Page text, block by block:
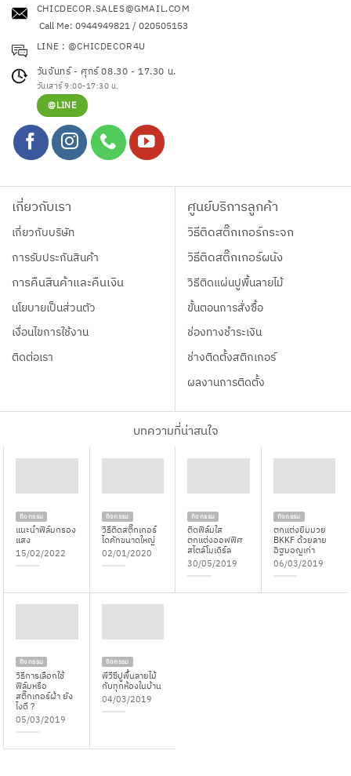
be
chosen
on
the
product
page
CHICDECOR.SALES@GMAIL.COM
Call Me: 0944949821 / 020505153
LINE : @CHICDECOR4U
วันจันทร์ - ศุกร์ 08.30 - 17.30 น.
วันเสาร์ 9:00-17:30 น.
@LINE
เกี่ยวกับเรา
เกี่ยวกับบริษัท
การรับประกันสินค้า
การคืนสินค้าและคืนเงิน
นโยบายเป็นส่วนตัว
เงื่อนไขการใช้งาน
ติดต่อเรา
ศูนย์บริการลูกค้า
วิธีติดสติ๊กเกอร์กระจก
วิธีติดสติ๊กเกอร์ผนัง
วิธีติดแผ่นปูพื้นลายไม้
ขั้นตอนการสั่งซื้อ
ช่องทางชำระเงิน
ช่างติดตั้งสติกเกอร์
ผลงานการติดตั้ง
บทความที่น่าสนใจ
กิจกรรม
แนะนำฟิล์มกรอง
แสง
15/02/2022
กิจกรรม
วิธีติดสติ๊กเกอร์
ไดคัทขนาดใหญ่
02/01/2020
กิจกรรม
ติดฟิล์มใส
ตกแต่งออฟฟิศ
สไตล์โมเดิร์ล
30/05/2019
กิจกรรม
ตกแต่งยิมมวย
BKKF ด้วยลาย
อิฐมอญเก่า
06/03/2019
กิจกรรม
วิธีการเลือกใช้
ฟิล์มหรือ
สติ๊กเกอร์ฝ้า ยัง
ไงดี ?
05/03/2019
กิจกรรม
พีวีซีปูพื้นลายไม้
กับทุกห้องในบ้าน
04/03/2019